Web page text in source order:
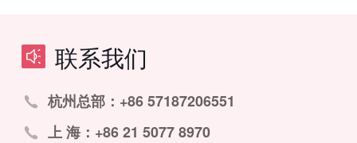
联系我们
杭州总部：+86 57187206551
上 海：+86 21 5077 8970